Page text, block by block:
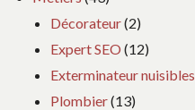
Décorateur(2)
Expert SEO (12)
Exterminateur nuisibles
Plombier(13)